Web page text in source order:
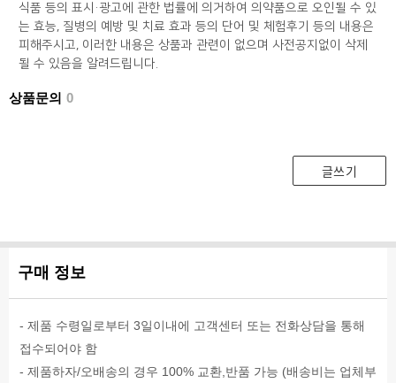
식품 등의 표시·광고에 관한 법률에 의거하여 의약품으로 오인될 수 있
는 효능, 질병의 예방 및 치료 효과 등의 단어 및 체험후기 등의 내용은
피해주시고, 이러한 내용은 상품과 관련이 없으며 사전공지없이 삭제
될 수 있음을 알려드립니다.
상품문의 0
글쓰기
구매 정보
- 제품 수령일로부터 3일이내에 고객센터 또는 전화상담을 통해
접수되어야 함
- 제품하자/오배송의 경우 100% 교환,반품 가능 (배송비는 업체부